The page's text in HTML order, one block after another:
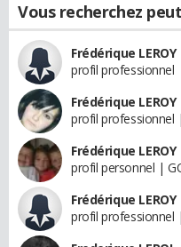
Vous recherchez
Frédérique LEROY
profil professionnel
Frédérique LEROY
profil professionnel
Frédérique LEROY
profil personnel |
Frédérique LEROY
profil professionnel